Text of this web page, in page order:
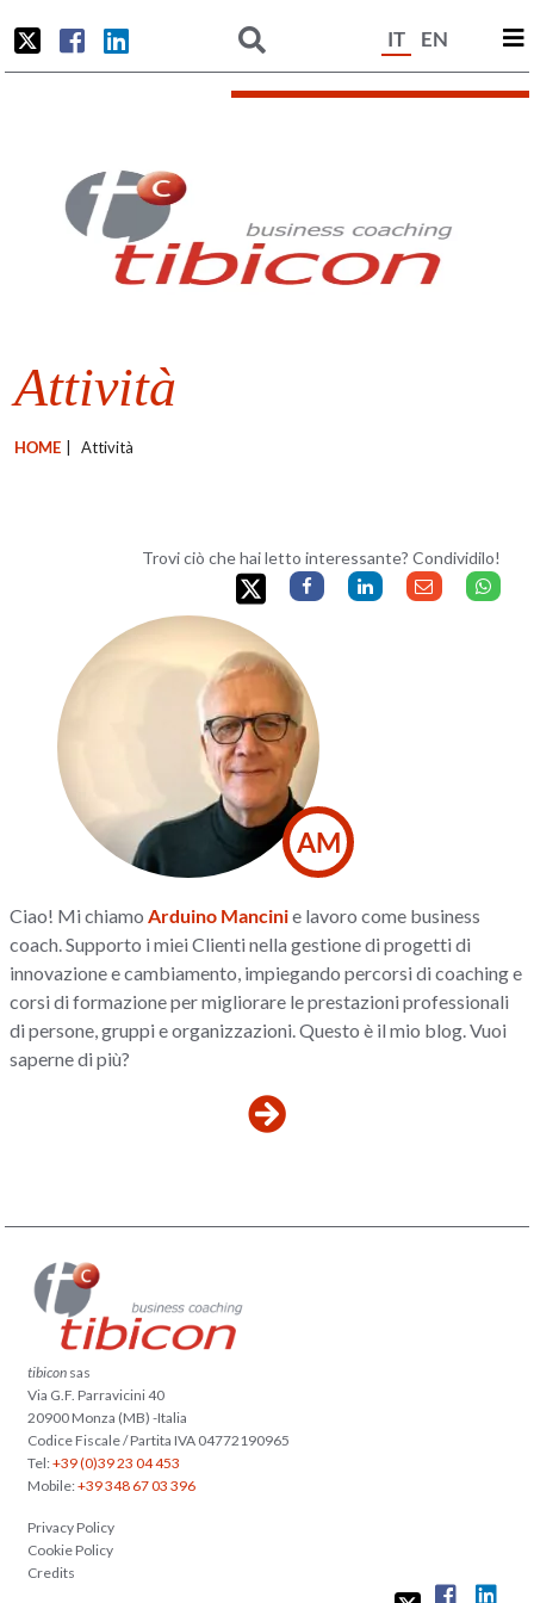
IT EN
Attività
HOME Attività
Trovi ciò che hai letto interessante? Condividilo!
AM
Ciao! Mi chiamo Arduino Mancinie lavoro come business
coach. Supporto i miei Clienti nella gestione di progetti di
innovazione e cambiamento, impiegando percorsi di coaching e
corsi di formazione per migliorare le prestazioni professionali
di persone, gruppi e organizzazioni. Questo è il mio blog. Vuoi
saperne di più?
tibicon sas
Via G.F. Parravicini 40
20900 Monza (MB) -Italia
Codice Fiscale / Partita IVA 04772190965
Tel:+39 (0)39 23 04 453
Mobile:+39 348 67 03 396
Privacy Policy
Cookie Policy
Credits